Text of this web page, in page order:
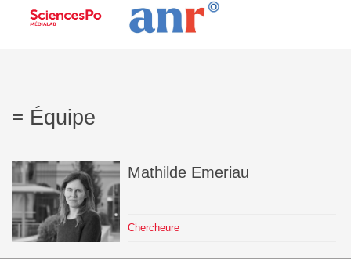
Équipe
Mathilde Emeriau
Chercheure